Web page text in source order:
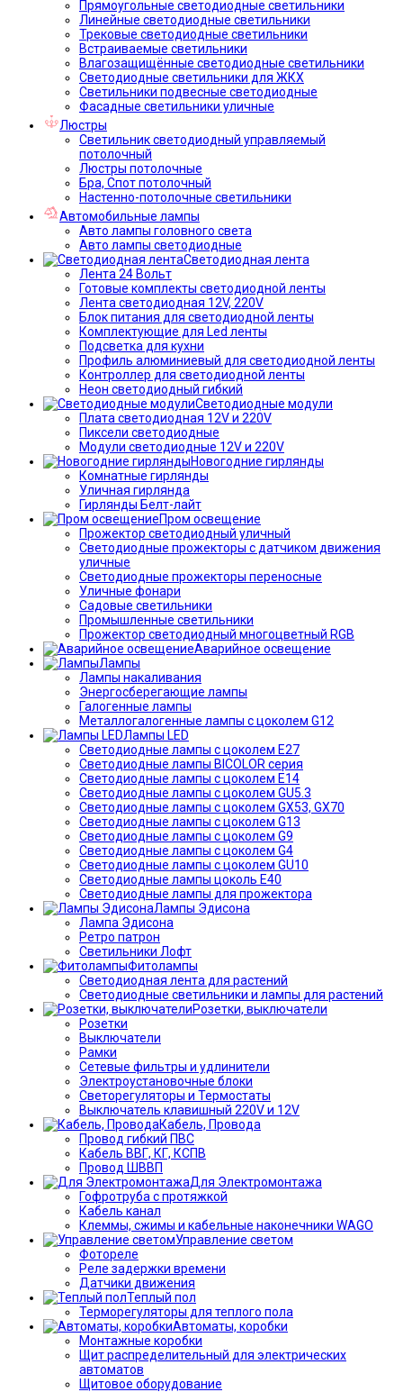
Прямоугольные светодиодные светильники
Линейные светодиодные светильники
Трековые светодиодные светильники
Встраиваемые светильники
Влагозащищённые светодиодные светильники
Светодиодные светильники для ЖКХ
Светильники подвесные светодиодные
Фасадные светильники уличные
Люстры
Светильник светодиодный управляемый
потолочный
Люстры потолочные
Бра, Спот потолочный
Настенно-потолочные светильники
Автомобильные лампы
Авто лампы головного света
Авто лампы светодиодные
Светодиодная лента
Лента 24 Вольт
Готовые комплекты светодиодной ленты
Лента светодиодная 12V, 220V
Блок питания для светодиодной ленты
Комплектующие для Led ленты
Подсветка для кухни
Профиль алюминиевый для светодиодной ленты
Контроллер для светодиодной ленты
Неон светодиодный гибкий
Светодиодные модули
Плата светодиодная 12V и 220V
Пиксели светодиодные
Модули светодиодные 12V и 220V
Новогодние гирлянды
Комнатные гирлянды
Уличная гирлянда
Гирлянды Белт-лайт
Пром освещение
Прожектор светодиодный уличный
Светодиодные прожекторы с датчиком движения
уличные
Светодиодные прожекторы переносные
Уличные фонари
Садовые светильники
Промышленные светильники
Прожектор светодиодный многоцветный RGB
Аварийное освещение
Лампы
Лампы накаливания
Энергосберегающие лампы
Галогенные лампы
Металлогалогенные лампы с цоколем G12
Лампы LED
Светодиодные лампы с цоколем E27
Светодиодные лампы BICOLOR серия
Светодиодные лампы с цоколем E14
Светодиодные лампы с цоколем GU5.3
Светодиодные лампы с цоколем GX53, GX70
Светодиодные лампы с цоколем G13
Светодиодные лампы с цоколем G9
Светодиодные лампы с цоколем G4
Светодиодные лампы с цоколем GU10
Светодиодные лампы цоколь Е40
Светодиодные лампы для прожектора
Лампы Эдисона
Лампа Эдисона
Ретро патрон
Светильники Лофт
Фитолампы
Светодиодная лента для растений
Светодиодные светильники и лампы для растений
Розетки, выключатели
Розетки
Выключатели
Рамки
Сетевые фильтры и удлинители
Электроустановочные блоки
Светорегуляторы и Термостаты
Выключатель клавишный 220V и 12V
Кабель, Провода
Провод гибкий ПВС
Кабель ВВГ, КГ, КСПВ
Провод ШВВП
Для Электромонтажа
Гофротруба с протяжкой
Кабель канал
Клеммы, сжимы и кабельные наконечники WAGO
Управление светом
Фотореле
Реле задержки времени
Датчики движения
Теплый пол
Терморегуляторы для теплого пола
Автоматы, коробки
Монтажные коробки
Щит распределительный для электрических
автоматов
Щитовое оборудование